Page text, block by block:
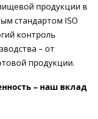
продукции в
стандартом ISO
контроль
– от
продукции.
– наш вклад